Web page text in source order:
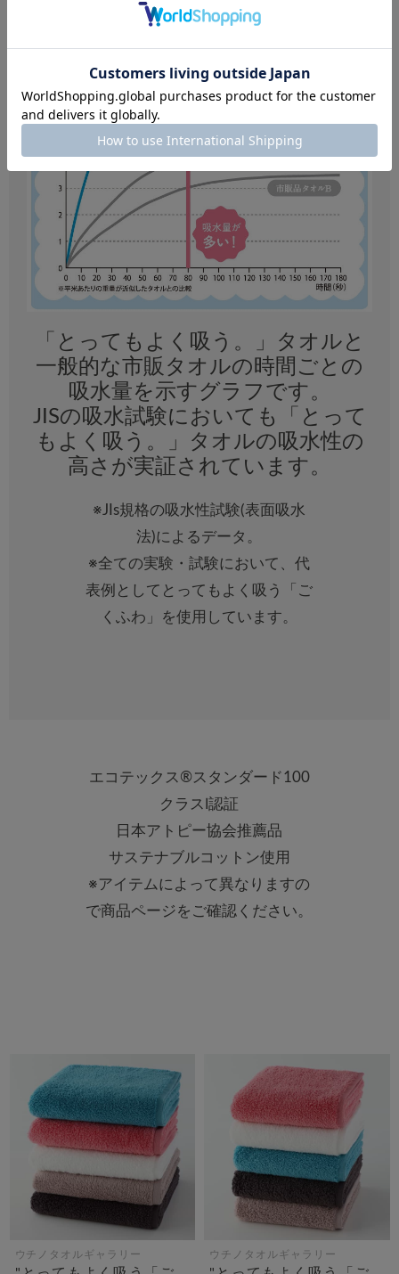
「とってもよく吸う。」タオルと
一般的な市販タオルの時間ごとの
吸水量を示すグラフです。
JISの吸水試験においても「とって
もよく吸う。」タオルの吸水性の
高さが実証されています。
※JIs規格の吸水性試験(表面吸水
法)によるデータ。
※全ての実験・試験において、代
表例としてとってもよく吸う「ご
くふわ」を使用しています。
エコテックス®スタンダード100
クラスⅠ認証
日本アトピー協会推薦品
サステナブルコットン使用
※アイテムによって異なりますの
で商品ページをご確認ください。
ウチノタオルギャラリー ウチノタオルギャラリー